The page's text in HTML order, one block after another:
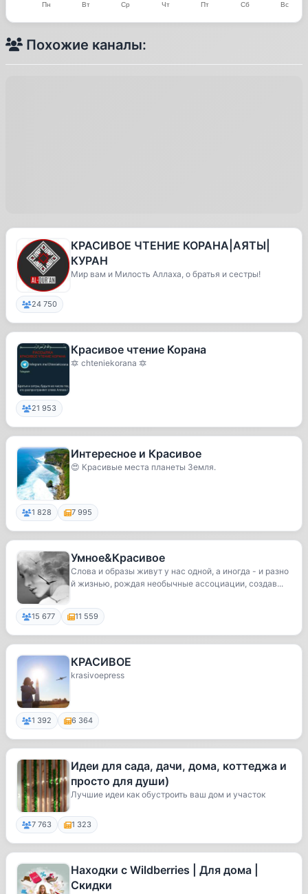
Похожие каналы:
КРАСИВОЕ ЧТЕНИЕ КОРАНА|АЯТЫ|
КУРАН
Мир вам и Милость Аллаха, о братья и сестры!
24 750
Красивое чтение Корана
🔯 chteniekorana 🔯
21 953
Интересное и Красивое
😍 Красивые места планеты Земля.
1 828 7 995
Умное&Красивое
Слова и образы живут у нас одной, а иногда - и разно
й жизнью, рождая необычные ассоциации, создав...
15 677 11 559
КРАСИВОЕ
krasivoepress
1 392 6 364
Идеи для сада, дачи, дома, коттеджа и
просто для души)
Лучшие идеи как обустроить ваш дом и участок
7 763 1 323
Находки с Wildberries | Для дома |
Скидки